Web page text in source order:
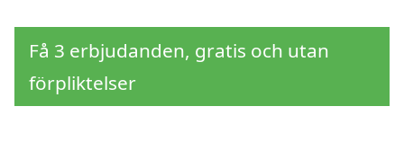
Få 3 erbjudanden, gratis och utan
förpliktelser